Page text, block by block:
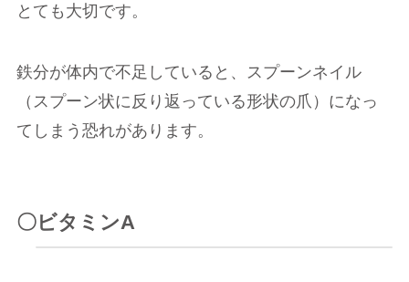
とても大切です。
鉄分が体内で不足していると、スプーンネイル
（スプーン状に反り返っている形状の爪）になっ
てしまう恐れがあります。
〇ビタミンA